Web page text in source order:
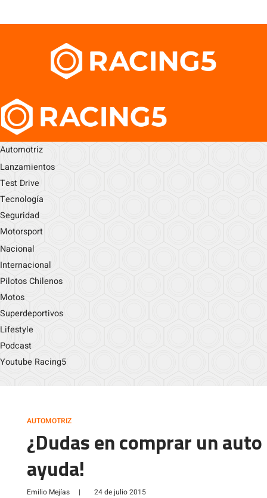
Automotriz
Lanzamientos
Test Drive
Tecnología
Seguridad
Motorsport
Nacional
Internacional
Pilotos Chilenos
Motos
Superdeportivos
Lifestyle
Podcast
Youtube Racing5
AUTOMOTRIZ
¿Dudas en comprar un
ayuda!
Emilio Mejías | 24 de julio 2015